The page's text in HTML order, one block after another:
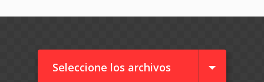
Seleccione los archivos